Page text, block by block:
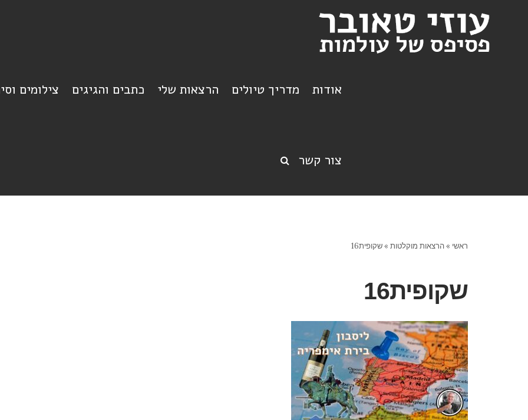
אודות מדריך טיולים הרצאות שלי כתבים והגיגים צילומים
צור קשר
ראשי »הרצאות מוקלטות »שקופית16
שקופית16